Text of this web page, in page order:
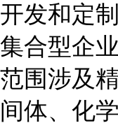
开发和定
集合型企
范围涉及
间体、化